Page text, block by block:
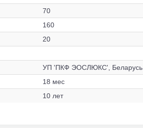
70
160
20
УП 'ПКФ ЭОСЛЮКС', Беларусь
18 мес
10 лет